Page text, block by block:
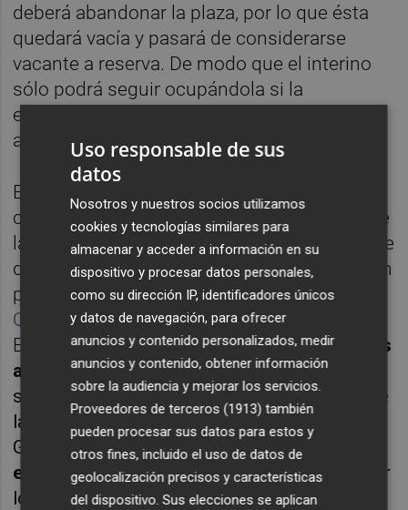
deberá abandonar la plaza, por lo que ésta
quedará vacía y pasará de considerarse
vacante a reserva. De modo que el interino
sólo podrá seguir ocupándola si la
excedencia del funcionario no tiene derecho
a reserva.
Esta regulación no se aplicará a las
convocatorias de estabilización de plazas de
la OPE de 2020 y 2021, según explican a este
diario fuentes sindicales, pues estas se rigen
por la
anterior circular emitida por la
Conselleria, adelantada porValencia Plaza
En ella, se vetanlas excedencias voluntarias
automáticasa los empleados públicos que
se adjudiquen una plaza. Así, en las plazas de
las mencionadas convocatorias, la
Generalitatobligará a la incorporación
efectiva de los nuevos titularestras superar
los procesos selectivos. Una decisión que
Uso responsable de sus
datos
Nosotros y nuestros socios utilizamos
cookies y tecnologías similares para
almacenar y acceder a información en su
dispositivo y procesar datos personales,
como su dirección IP, identificadores únicos
y datos de navegación, para ofrecer
anuncios y contenido personalizados, medir
anuncios y contenido, obtener información
sobre la audiencia y mejorar los servicios.
Proveedores de terceros (1913) también
pueden procesar sus datos para estos y
otros fines, incluido el uso de datos de
geolocalización precisos y características
del dispositivo. Sus elecciones se aplican